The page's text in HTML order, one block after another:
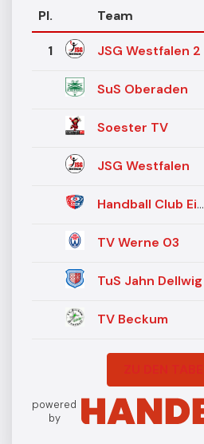
Pl. Team
1 JSG Westfalen 2
SuS Oberaden
Soester TV
JSG Westfalen
Handball Club Eintracht Bergkamen
TV Werne 03
TuS Jahn Dellwig
TV Beckum
powered
by